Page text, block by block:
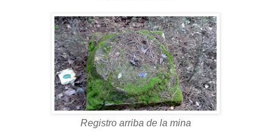
Registro arriba de la mina